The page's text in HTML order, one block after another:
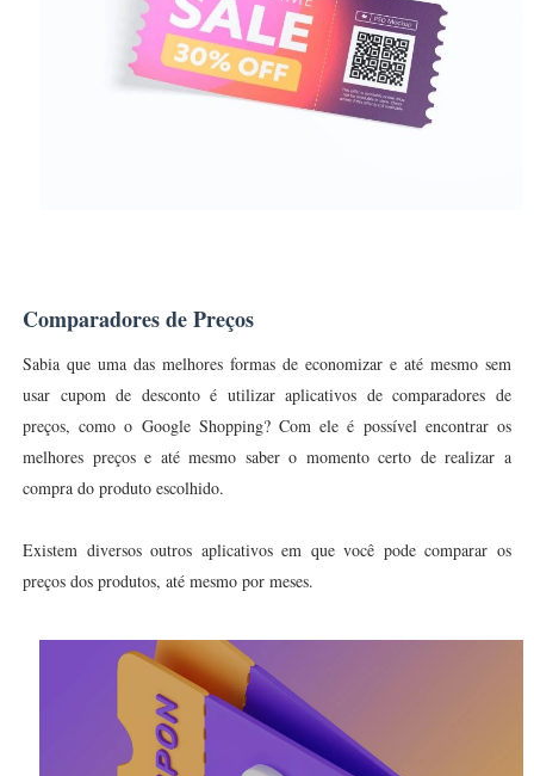
Comparadores de Preços
Sabia que uma das melhores formas de economizar e até mesmo sem
usar cupom de desconto é utilizar aplicativos de comparadores de
preços, como o Google Shopping? Com ele é possível encontrar os
melhores preços e até mesmo saber o momento certo de realizar a
compra do produto escolhido.
Existem diversos outros aplicativos em que você pode comparar os
preços dos produtos, até mesmo por meses.